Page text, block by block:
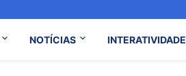
NOTÍCIAS INTERATIVIDADE